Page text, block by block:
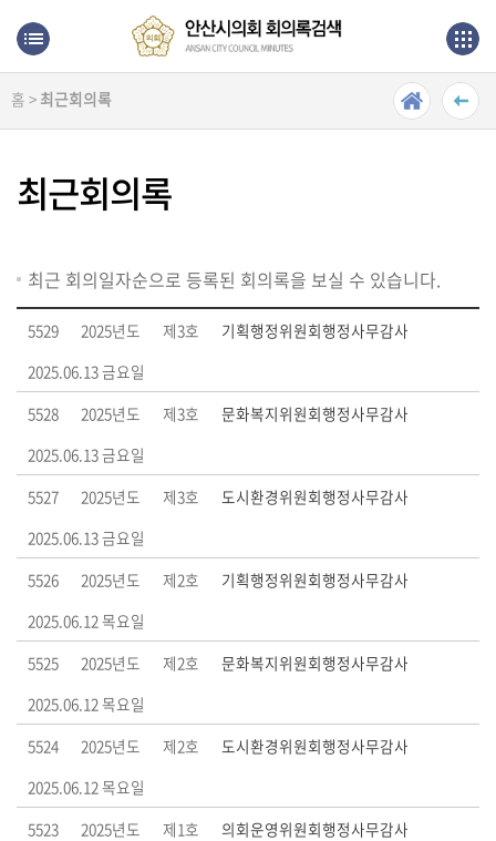
본문으로 바로가기
메인메뉴 바로가기
최
근
의
록
단
순
검
색
상
세
검
색
부
록
검
색
시
정
질
문
답
변
홈 > 최근회의록
최근회의록
최근 회의일자순으로 등록된 회의록을 보실 수 있습니다.
5529 2025년도 제3호
기획행정위원회행정사무감사
2025.06.13 금요일
5528
2025년도 제3호
문화복지위원회행정사무감사
2025.06.13 금요일
5527
2025년도 제3호
도시환경위원회행정사무감사
2025.06.13 금요일
5526
2025년도 제2호
기획행정위원회행정사무감사
2025.06.12 목요일
5525
2025년도 제2호
문화복지위원회행정사무감사
2025.06.12 목요일
5524
2025년도 제2호
도시환경위원회행정사무감사
2025.06.12 목요일
5523
2025년도 제1호
의회운영위원회행정사무감사